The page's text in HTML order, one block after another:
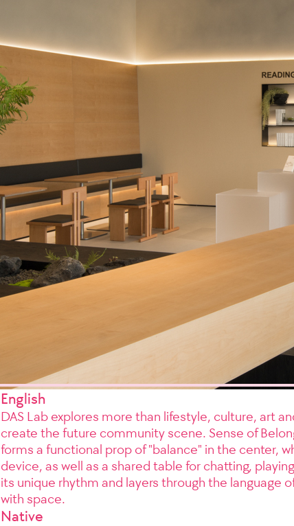
English
DAS Lab explores more than lifestyle, culture, art
create the future community scene. Sense of
forms a functional prop of "balance" in the center,
device, as well as a shared table for chatting,
its unique rhythm and layers through the language
with space.
Native